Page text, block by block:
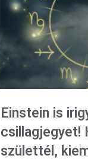
Einstein is
csillagjegyet!
születtél,